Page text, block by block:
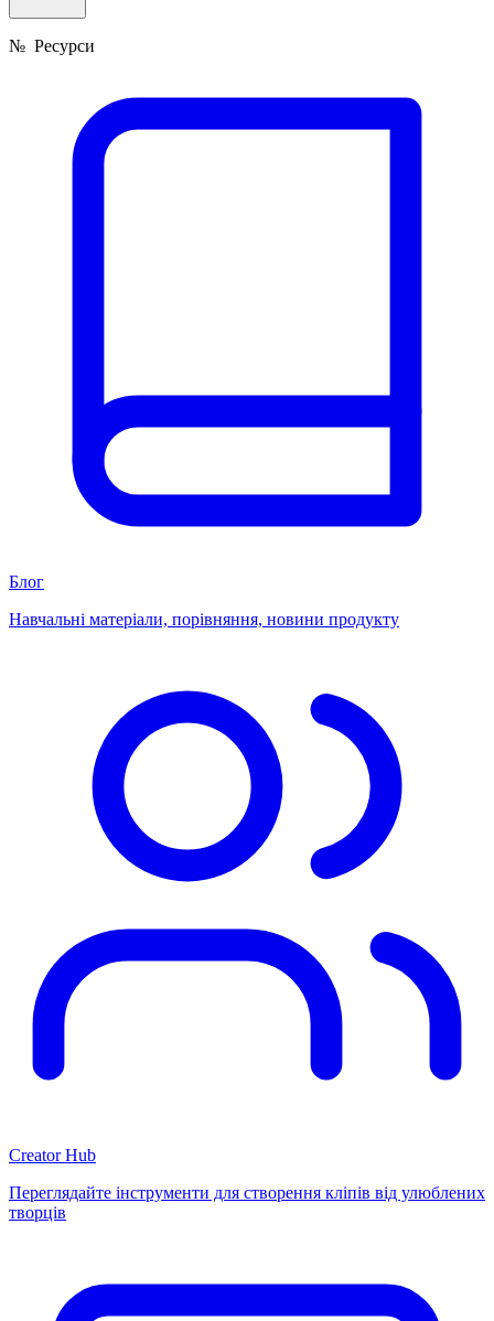
№ Ресурси
Блог
Навчальні матеріали, порівняння, новини продукту
Creator Hub
Переглядайте інструменти для створення кліпів від улюблених
творців